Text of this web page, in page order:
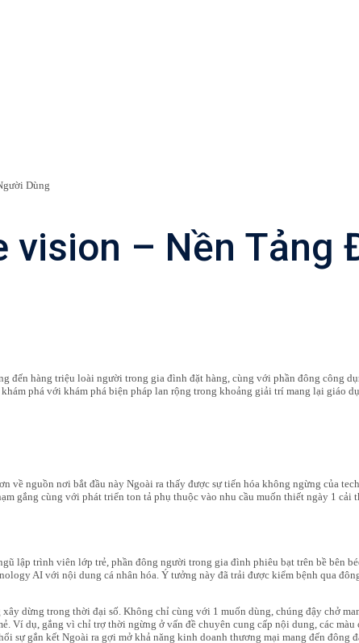
Dùng
vision – Nền Tảng
đến hàng triệu loài người trong gia đình đặt hàng, cùng với phần đông công
phá với khám phá biện pháp lan rộng trong khoảng giải trí mang lại giáo
nguồn nơi bắt đầu này Ngoài ra thấy được sự tiến hóa không ngừng của
gắng cùng với phát triển ton tả phụ thuộc vào nhu cầu muốn thiết ngày 1
lập trình viên lớp trẻ, phần đông người trong gia đình phiêu bạt trên bề bên
AI với nội dung cá nhân hóa. Ý tưởng này đã trải được kiểm bệnh qua
dừng trong thời đại số. Không chỉ cùng với 1 muốn dùng, chúng đậy chở
dụ, gắng vì chỉ trợ thời ngừng ở vấn đề chuyên cung cấp nội dung, các
gắn kết Ngoài ra gợi mở khả năng kinh doanh thương mại mang đến đông